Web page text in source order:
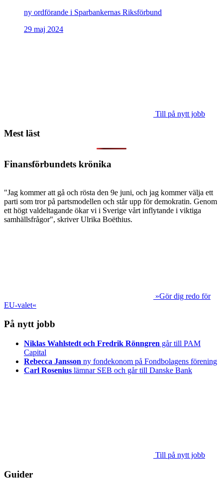
ny ordförande i Sparbankernas Riksförbund
29 maj 2024
Till på nytt jobb
Mest läst
Finansförbundets krönika
"Jag kommer att gå och rösta den 9e juni, och jag kommer välja ett
parti som tror på partsmodellen och står upp för demokratin. Genom
ett högt valdeltagande ökar vi i Sverige vårt inflytande i viktiga
samhällsfrågor", skriver Ulrika Boëthius.
»Gör dig redo för
EU-valet«
På nytt jobb
Niklas Wahlstedt och Fredrik Rönngren går till PAM
Capital
Rebecca Jansson ny fondekonom på Fondbolagens förening
Carl Rosenius lämnar SEB och går till Danske Bank
Till på nytt jobb
Guider